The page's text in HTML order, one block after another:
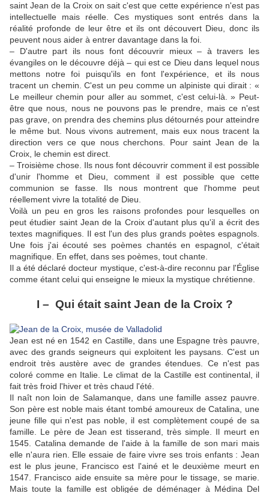
saint Jean de la Croix on sait c'est que cette expérience n'est pas
intellectuelle mais réelle. Ces mystiques sont entrés dans la
réalité profonde de leur être et ils ont découvert Dieu, donc ils
peuvent nous aider à entrer davantage dans la foi.
– D'autre part ils nous font découvrir mieux – à travers les
évangiles on le découvre déjà – qui est ce Dieu dans lequel nous
mettons notre foi puisqu'ils en font l'expérience, et ils nous
tracent un chemin. C'est un peu comme un alpiniste qui dirait : «
Le meilleur chemin pour aller au sommet, c'est celui-là. » Peut-
être que nous, nous ne pouvons pas le prendre, mais ce n'est
pas grave, on prendra des chemins plus détournés pour atteindre
le même but. Nous vivons autrement, mais eux nous tracent la
direction vers ce que nous cherchons. Pour saint Jean de la
Croix, le chemin est direct.
– Troisième chose. Ils nous font découvrir comment il est possible
d'unir l'homme et Dieu, comment il est possible que cette
communion se fasse. Ils nous montrent que l'homme peut
réellement vivre la totalité de Dieu.
Voilà un peu en gros les raisons profondes pour lesquelles on
peut étudier saint Jean de la Croix d'autant plus qu'il a écrit des
textes magnifiques. Il est l'un des plus grands poètes espagnols.
Une fois j'ai écouté ses poèmes chantés en espagnol, c'était
magnifique. En effet, dans ses poèmes, tout chante.
Il a été déclaré docteur mystique, c'est-à-dire reconnu par l'Église
comme étant celui qui enseigne le mieux la mystique chrétienne.
I – Qui était saint Jean de la Croix ?
Jean est né en 1542 en Castille, dans une Espagne très pauvre,
avec des grands seigneurs qui exploitent les paysans. C'est un
endroit très austère avec de grandes étendues. Ce n'est pas
coloré comme en Italie. Le climat de la Castille est continental, il
fait très froid l'hiver et très chaud l'été.
Il naît non loin de Salamanque, dans une famille assez pauvre.
Son père est noble mais étant tombé amoureux de Catalina, une
jeune fille qui n'est pas noble, il est complètement coupé de sa
famille. Le père de Jean est tisserand, très simple. Il meurt en
1545. Catalina demande de l'aide à la famille de son mari mais
elle n'aura rien. Elle essaie de faire vivre ses trois enfants : Jean
est le plus jeune, Francisco est l'ainé et le deuxième meurt en
1547. Francisco aide ensuite sa mère pour le tissage, se marie.
Mais toute la famille est obligée de déménager à Médina Del